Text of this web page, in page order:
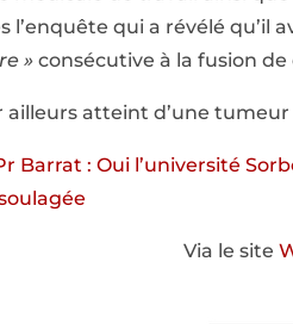
l’enquête qui a révélé qu’il
»consécutive à la fusion de
ailleurs atteint d’une
Barrat : Oui l’université
Via le site